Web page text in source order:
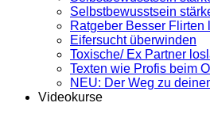
Selbstbewusstsein
Ratgeber Besser Flirten
Eifersucht überwinden
Toxische/ Ex Partner
Texten wie Profis beim
NEU: Der Weg zu
Videokurse